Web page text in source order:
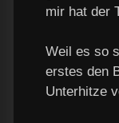
mir hat der
Weil es so
erstes den
Unterhitze